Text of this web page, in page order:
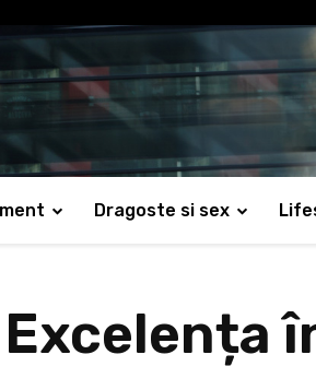
Dragoste si sex
Excelența